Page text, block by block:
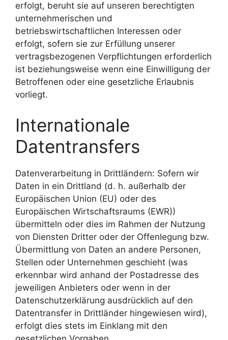
erfolgt, beruht sie auf unseren berechtigten
unternehmerischen und
betriebswirtschaftlichen Interessen oder
erfolgt, sofern sie zur Erfüllung unserer
vertragsbezogenen Verpflichtungen erforderlich
ist beziehungsweise wenn eine Einwilligung der
Betroffenen oder eine gesetzliche Erlaubnis
vorliegt.
Internationale
Datentransfers
Datenverarbeitung in Drittländern: Sofern wir
Daten in ein Drittland (d. h. außerhalb der
Europäischen Union (EU) oder des
Europäischen Wirtschaftsraums (EWR))
übermitteln oder dies im Rahmen der Nutzung
von Diensten Dritter oder der Offenlegung bzw.
Übermittlung von Daten an andere Personen,
Stellen oder Unternehmen geschieht (was
erkennbar wird anhand der Postadresse des
jeweiligen Anbieters oder wenn in der
Datenschutzerklärung ausdrücklich auf den
Datentransfer in Drittländer hingewiesen wird),
erfolgt dies stets im Einklang mit den